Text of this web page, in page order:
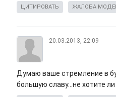
ЦИТИРОВАТЬ ЖАЛОБА
20.03.2013, 22:09
Думаю ваше стремление в
большую славу...не хотите